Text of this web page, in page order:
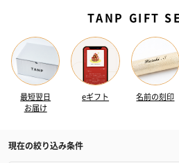
TANP GIFT
最短翌日
お届け
eギフト 名前の刻印
現在の絞り込み条件